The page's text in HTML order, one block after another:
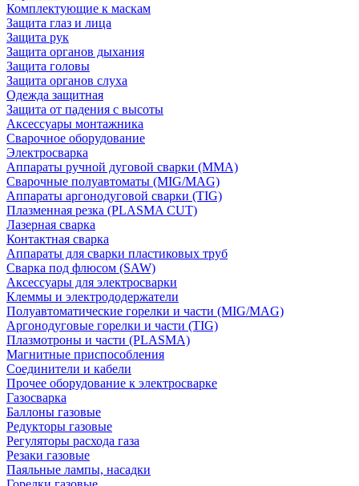
Комплектующие к маскам
Защита глаз и лица
Защита рук
Защита органов дыхания
Защита головы
Защита органов слуха
Одежда защитная
Защита от падения с высоты
Аксессуары монтажника
Сварочное оборудование
Электросварка
Аппараты ручной дуговой сварки (MMA)
Сварочные полуавтоматы (MIG/MAG)
Аппараты аргонодуговой сварки (TIG)
Плазменная резка (PLASMA CUT)
Лазерная сварка
Контактная сварка
Аппараты для сварки пластиковых труб
Сварка под флюсом (SAW)
Аксессуары для электросварки
Клеммы и электрододержатели
Полуавтоматические горелки и части (MIG/MAG)
Аргонодуговые горелки и части (TIG)
Плазмотроны и части (PLASMA)
Магнитные приспособления
Соединители и кабели
Прочее оборудование к электросварке
Газосварка
Баллоны газовые
Редукторы газовые
Регуляторы расхода газа
Резаки газовые
Паяльные лампы, насадки